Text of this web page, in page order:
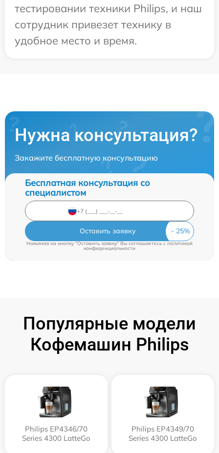
тестировании техники Philips, и наш
сотрудник привезет технику в
удобное место и время.
Нужна консультация?
Закажите бесплатную консультацию
Бесплатная консультация со
специалистом
Оставить заявку
Нажимая на кнопку "Оставить заявку" Вы соглашаетесь cполитикой
конфиденциальности
Популярные модели
Кофемашин Philips
Philips EP4346/70
Series 4300 LatteGo
Philips EP4349/70
Series 4300 LatteGo